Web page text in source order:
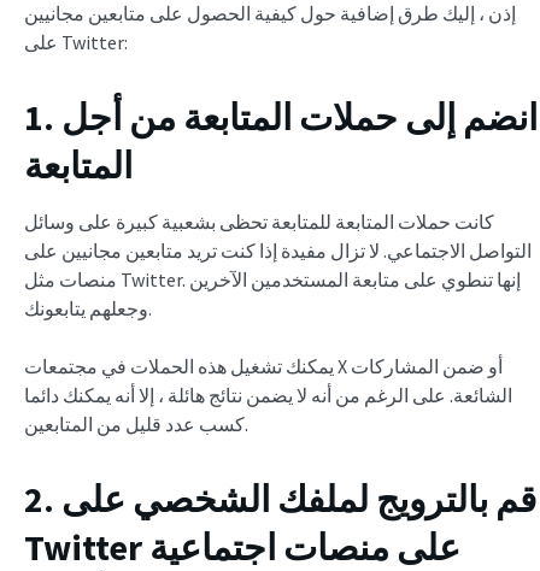
إذن ، إليك طرق إضافية حول كيفية الحصول على متابعين مجانيين
على Twitter:
1. انضم إلى حملات المتابعة من أجل
المتابعة
كانت حملات المتابعة للمتابعة تحظى بشعبية كبيرة على وسائل
التواصل الاجتماعي. لا تزال مفيدة إذا كنت تريد متابعين مجانيين على
منصات مثل Twitter. إنها تنطوي على متابعة المستخدمين الآخرين
وجعلهم يتابعونك.
يمكنك تشغيل هذه الحملات في مجتمعات X أو ضمن المشاركات
الشائعة. على الرغم من أنه لا يضمن نتائج هائلة ، إلا أنه يمكنك دائما
كسب عدد قليل من المتابعين.
2. قم بالترويج لملفك الشخصي على
Twitter على منصات اجتماعية